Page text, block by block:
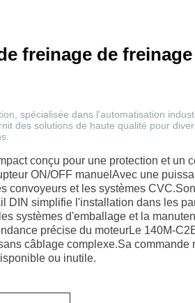
freinage de
spécialisée dans l'automatisation
des solutions de haute qualité pour
conçu pour une protection et
ON/OFF manuelAvec une
convoyeurs et les systèmes
DIN simplifie l'installation dans les
systèmes d'emballage et la
précise du moteurLe 140M-
câblage complexe.Sa
ou inutile.